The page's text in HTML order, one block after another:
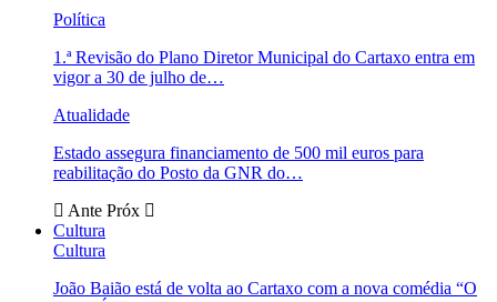
Política
1.ª Revisão do Plano Diretor Municipal do Cartaxo entra em
vigor a 30 de julho de…
Atualidade
Estado assegura financiamento de 500 mil euros para
reabilitação do Posto da GNR do…
Ante Próx
Cultura
Cultura
João Baião está de volta ao Cartaxo com a nova comédia “O